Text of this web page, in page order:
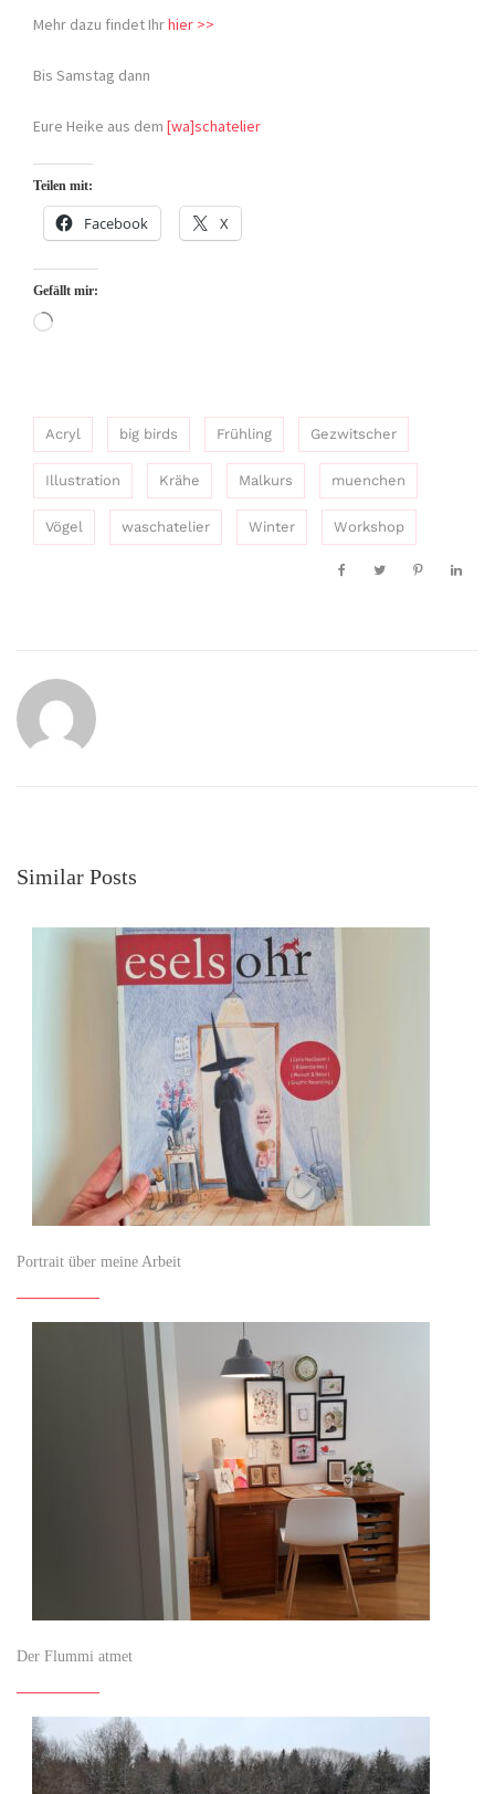
Mehr dazu findet Ihrhier >>
Bis Samstag dann
Eure Heike aus dem [wa]schatelier
Teilen mit:
Facebook X
Gefällt mir:
Wird
Acryl big birds Frühling Gezwitscher
Illustration Krähe Malkurs muenchen
Vögel waschatelier Winter Workshop
Similar Posts
Portrait über meine Arbeit
Der Flummi atmet